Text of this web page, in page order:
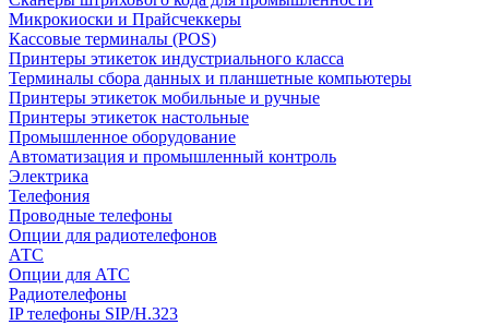
Микрокиоски и Прайсчеккеры
Кассовые терминалы (POS)
Принтеры этикеток индустриального класса
Терминалы сбора данных и планшетные компьютеры
Принтеры этикеток мобильные и ручные
Принтеры этикеток настольные
Промышленное оборудование
Автоматизация и промышленный контроль
Электрика
Телефония
Проводные телефоны
Опции для радиотелефонов
АТС
Опции для АТС
Радиотелефоны
IP телефоны SIP/H.323